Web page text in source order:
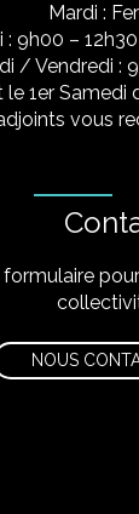
Mardi :
: 9h00 –
/ Vendredi :
le 1er Samedi
vous
NOUS